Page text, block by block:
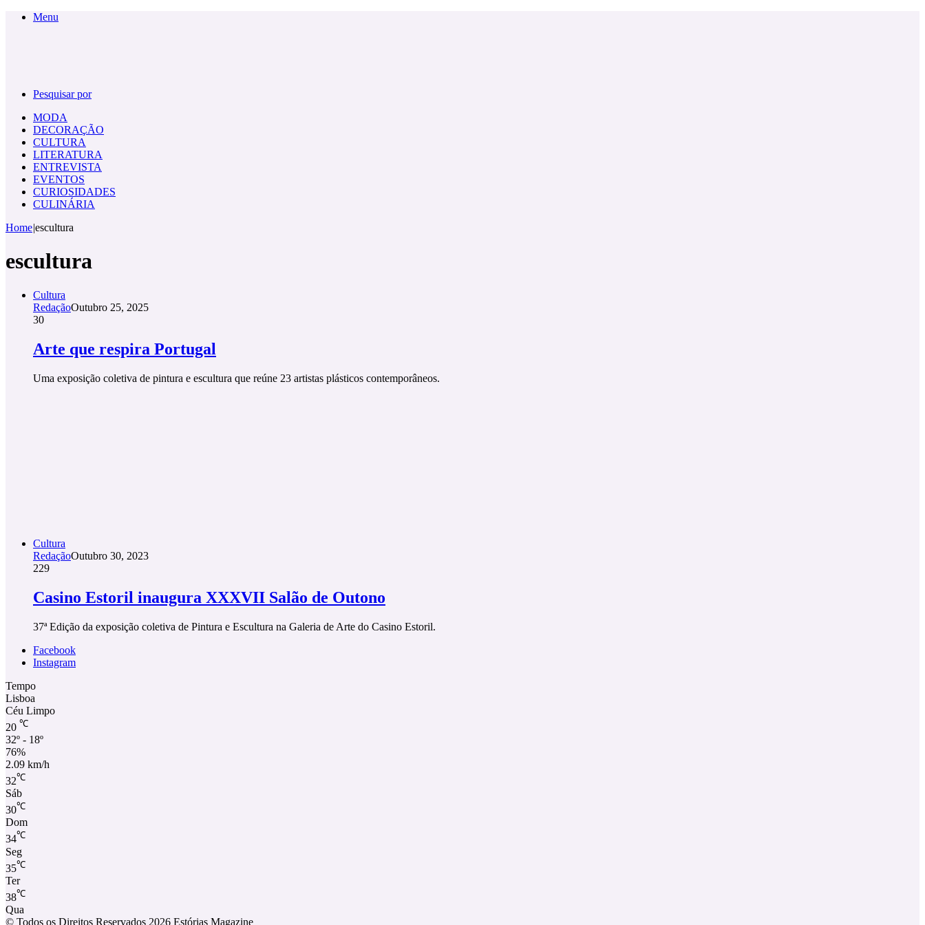
Menu
Pesquisar por
MODA
DECORAÇÃO
CULTURA
LITERATURA
ENTREVISTA
EVENTOS
CURIOSIDADES
CULINÁRIA
Home|escultura
escultura
Cultura
RedaçãoOutubro 25, 2025
30
Arte que respira Portugal
Uma exposição coletiva de pintura e escultura que reúne 23 artistas plásticos contemporâneos.
Cultura
RedaçãoOutubro 30, 2023
229
Casino Estoril inaugura XXXVII Salão de Outono
37ª Edição da exposição coletiva de Pintura e Escultura na Galeria de Arte do Casino Estoril.
Facebook
Instagram
Tempo
Lisboa
Céu Limpo
20 ℃
32º - 18º
76%
2.09 km/h
32℃
Sáb
30℃
Dom
34℃
Seg
35℃
Ter
38℃
Qua
© Todos os Direitos Reservados 2026 Estórias Magazine